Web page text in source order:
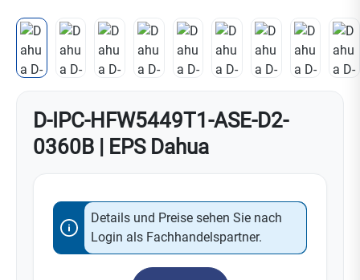
D-IPC-HFW5449T1-ASE-D2-
0360B | EPS Dahua
Details und Preise sehen Sie nach
Login als Fachhandelspartner.